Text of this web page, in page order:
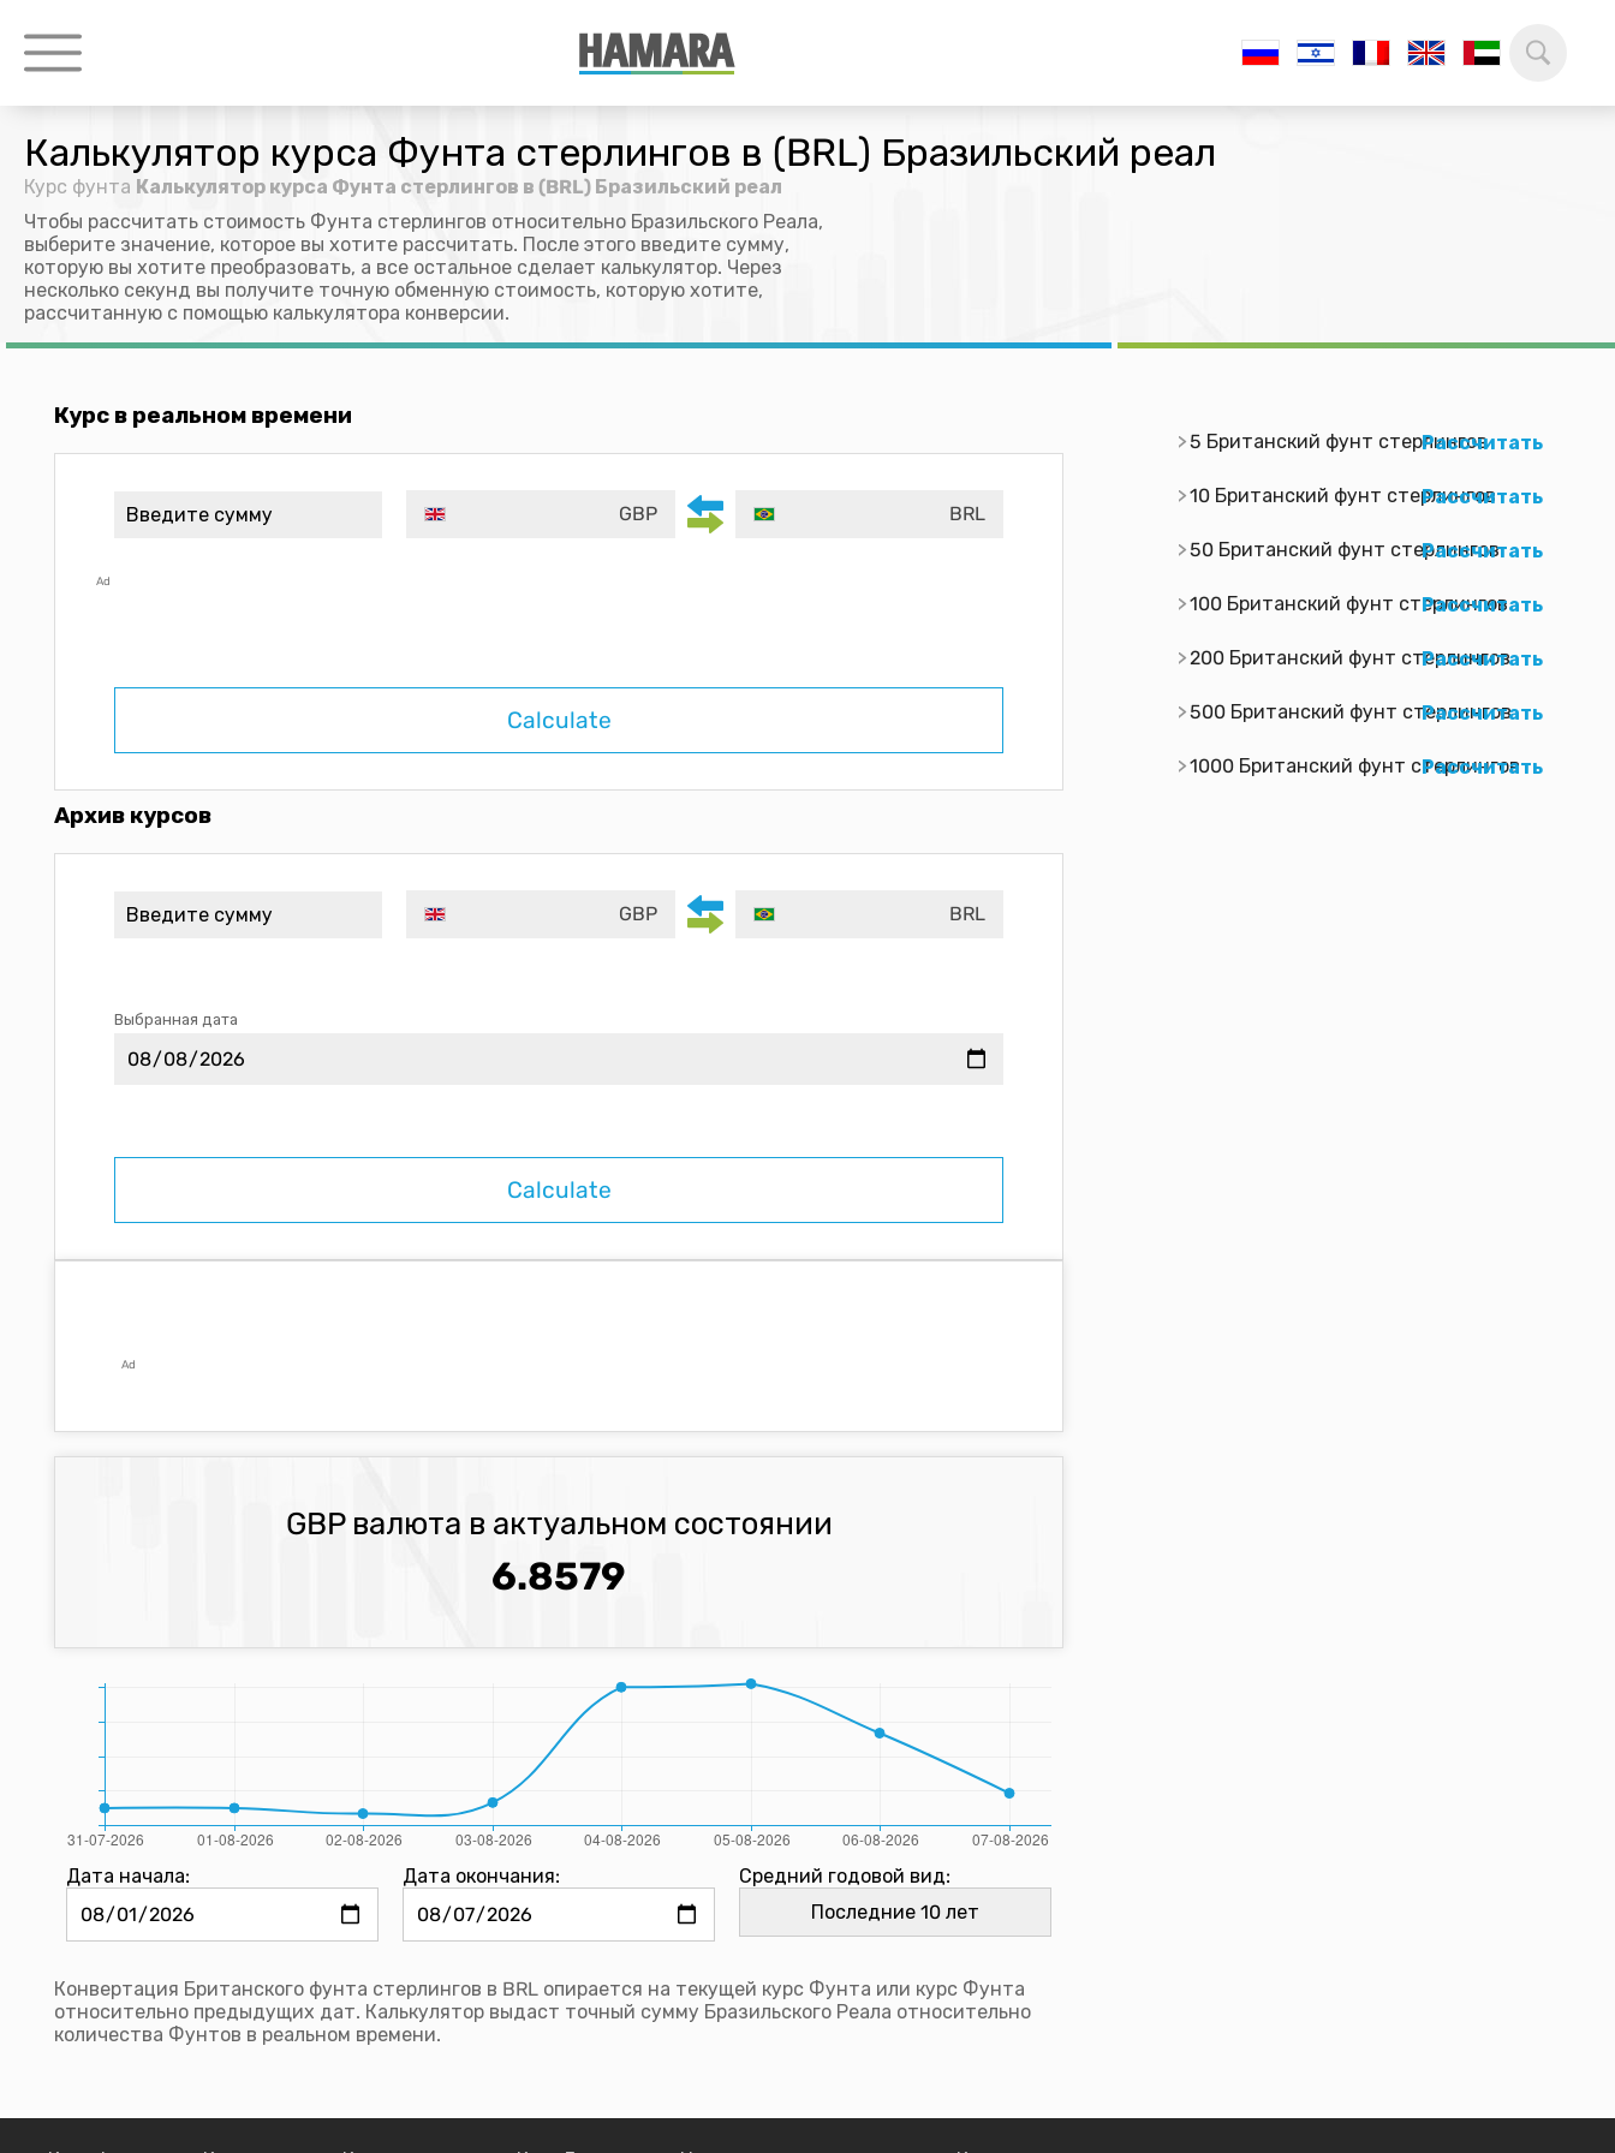
Калькулятор курса Фунта стерлингов в (BRL) Бразильский реал
Курс фунта Калькулятор курса Фунта стерлингов в (BRL) Бразильский реал
Чтобы рассчитать стоимость Фунта стерлингов относительно Бразильского Реала,
выберите значение, которое вы хотите рассчитать. После этого введите сумму,
которую вы хотите преобразовать, а все остальное сделает калькулятор. Через
несколько секунд вы получите точную обменную стоимость, которую хотите,
рассчитанную с помощью калькулятора конверсии.
Курс в реальном времени
GBP BRL
Ad
Calculate
Архив курсов
GBP BRL
Выбранная дата
Ad
GBP валюта в актуальном состоянии
6.8579
Дата начала: Дата окончания: Средний годовой вид:
Конвертация Британского фунта стерлингов в BRL опирается на текущей курс Фунта или курс Фунта
относительно предыдущих дат. Калькулятор выдаст точный сумму Бразильского Реала относительно
количества Фунтов в реальном времени.
5 Британский фунт стерлингов
Рассчитать
10 Британский фунт стерлингов
Рассчитать
50 Британский фунт стерлингов
Рассчитать
100 Британский фунт стерлингов
Рассчитать
200 Британский фунт стерлингов
Рассчитать
500 Британский фунт стерлингов
Рассчитать
1000 Британский фунт стерлингов
Рассчитать